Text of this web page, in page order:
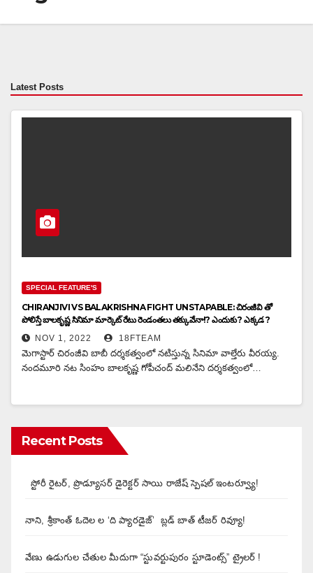
Latest Posts
SPECIAL FEATURE'S
CHIRANJIVI VS BALAKRISHNA FIGHT UNSTAPABLE: చిరంజీవి తో
పోలిస్తే బాలకృష్ణ సినిమా మార్కెట్ రేటు రెండంతలు తక్కువేనా!? ఎందుకు ? ఎక్కడ ?
NOV 1, 2022 18FTEAM
మెగాస్టార్ చిరంజీవి బాబీ దర్శకత్వంలో నటిస్తున్న సినిమా వాల్తేరు వీరయ్య.
నందమూరి నట సింహం బాలకృష్ణ గోపీచంద్ మలినేని దర్శకత్వంలో…
Recent Posts
స్టోరీ రైటర్, ప్రొడ్యూసర్ డైరెక్టర్ సాయి రాజేష్ స్పెషల్ ఇంటర్వ్యూ!
నాని, శ్రీకాంత్ ఓదెల ల ‘ది ప్యారడైజ్’ బ్లడ్ బాత్ టీజర్ రివ్యూ!
వేణు ఉడుగుల చేతుల మీదుగా “స్టువర్టుపురం స్టూడెంట్స్” ట్రైలర్ !